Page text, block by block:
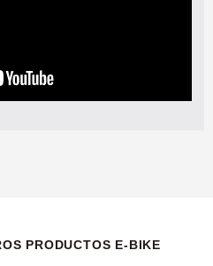
PRODUCTOS E-BIKE